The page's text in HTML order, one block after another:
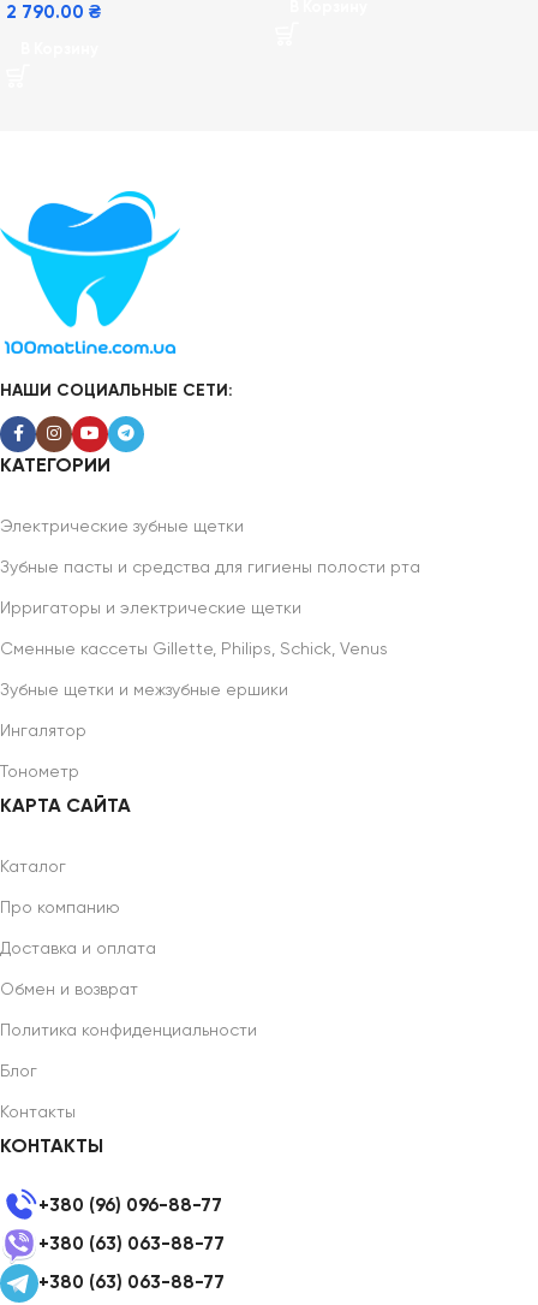
2 790.00 ₴
НАШИ СОЦИАЛЬНЫЕ СЕТИ:
КАТЕГОРИИ
Электрические зубные щетки
Зубные пасты и средства для гигиены полости рта
Ирригаторы и электрические щетки
Сменные кассеты Gillette, Philips, Schick, Venus
Зубные щетки и межзубные ершики
Ингалятор
Тонометр
КАРТА САЙТА
Каталог
Про компанию
Доставка и оплата
Обмен и возврат
Политика конфиденциальности
Блог
Контакты
КОНТАКТЫ
+380 (96) 096-88-77
+380 (63) 063-88-77
+380 (63) 063-88-77